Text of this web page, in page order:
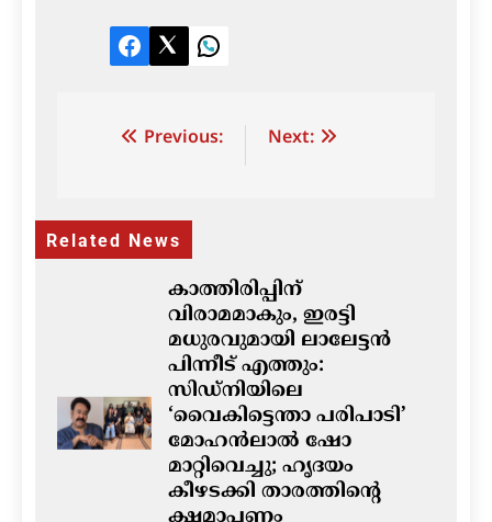
Facebook
TwitterLinkedIn
Post Previous: Next:
Related News
കാത്തിരിപ്പിന്
വിരാമമാകും, ഇരട്ടി
മധുരവുമായി ലാലേട്ടൻ
പിന്നീട് എത്തും:
സിഡ്നിയിലെ
‘വൈകിട്ടെന്താ പരിപാടി’
മോഹൻലാൽ ഷോ
മാറ്റിവെച്ചു; ഹൃദയം
കീഴടക്കി താരത്തിന്റെ